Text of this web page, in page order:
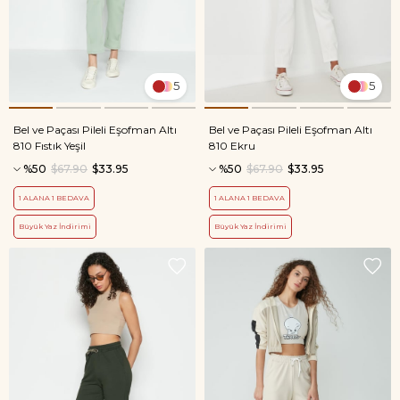
5
Bel ve Paçası Pileli Eşofman Altı
810 Fıstık Yeşil
%50
$33.95
$67.90
1 ALANA 1 BEDAVA
Büyük Yaz İndirimi
5
Bel ve Paçası Pileli Eşofman Altı
810 Ekru
%50
$33.95
$67.90
1 ALANA 1 BEDAVA
Büyük Yaz İndirimi